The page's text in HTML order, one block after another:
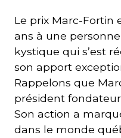
Le prix Marc-Fortin
ans à une
kystique qui s’est
son apport
Rappelons que
président
Son action a
dans le monde